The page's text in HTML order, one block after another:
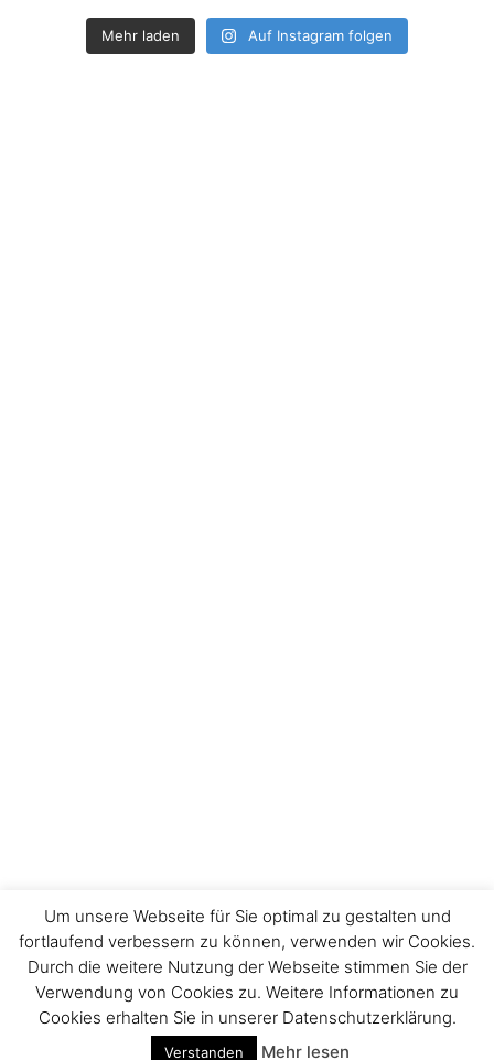
Mehr laden Auf Instagram folgen
Impressum
Um unsere Webseite für Sie optimal zu gestalten und
fortlaufend verbessern zu können, verwenden wir Cookies.
Durch die weitere Nutzung der Webseite stimmen Sie der
Verwendung von Cookies zu. Weitere Informationen zu
Cookies erhalten Sie in unserer Datenschutzerklärung.
Verstanden Mehr lesen